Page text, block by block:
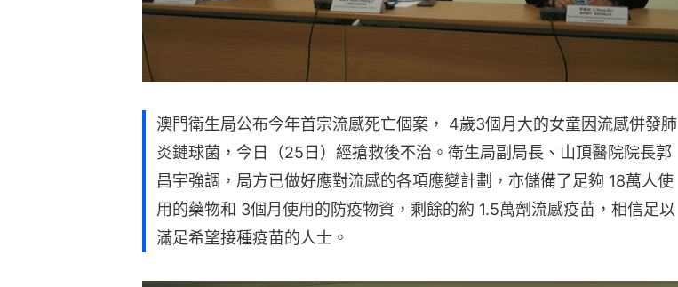
澳門衛生局公布今年首宗流感死亡個案， 4歲3個月大的女童因流感併發肺
炎鏈球菌，今日（25日）經搶救後不治。衛生局副局長、山頂醫院院長郭
昌宇強調，局方已做好應對流感的各項應變計劃，亦儲備了足夠 18萬人使
用的藥物和 3個月使用的防疫物資，剩餘的約 1.5萬劑流感疫苗，相信足以
滿足希望接種疫苗的人士。